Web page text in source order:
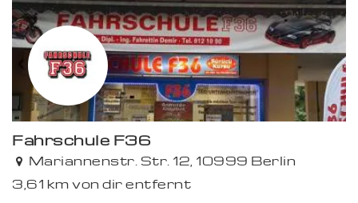
Fahrschule F36
Mariannenstr. Str. 12, 10999 Berlin
3,61 km von dir entfernt